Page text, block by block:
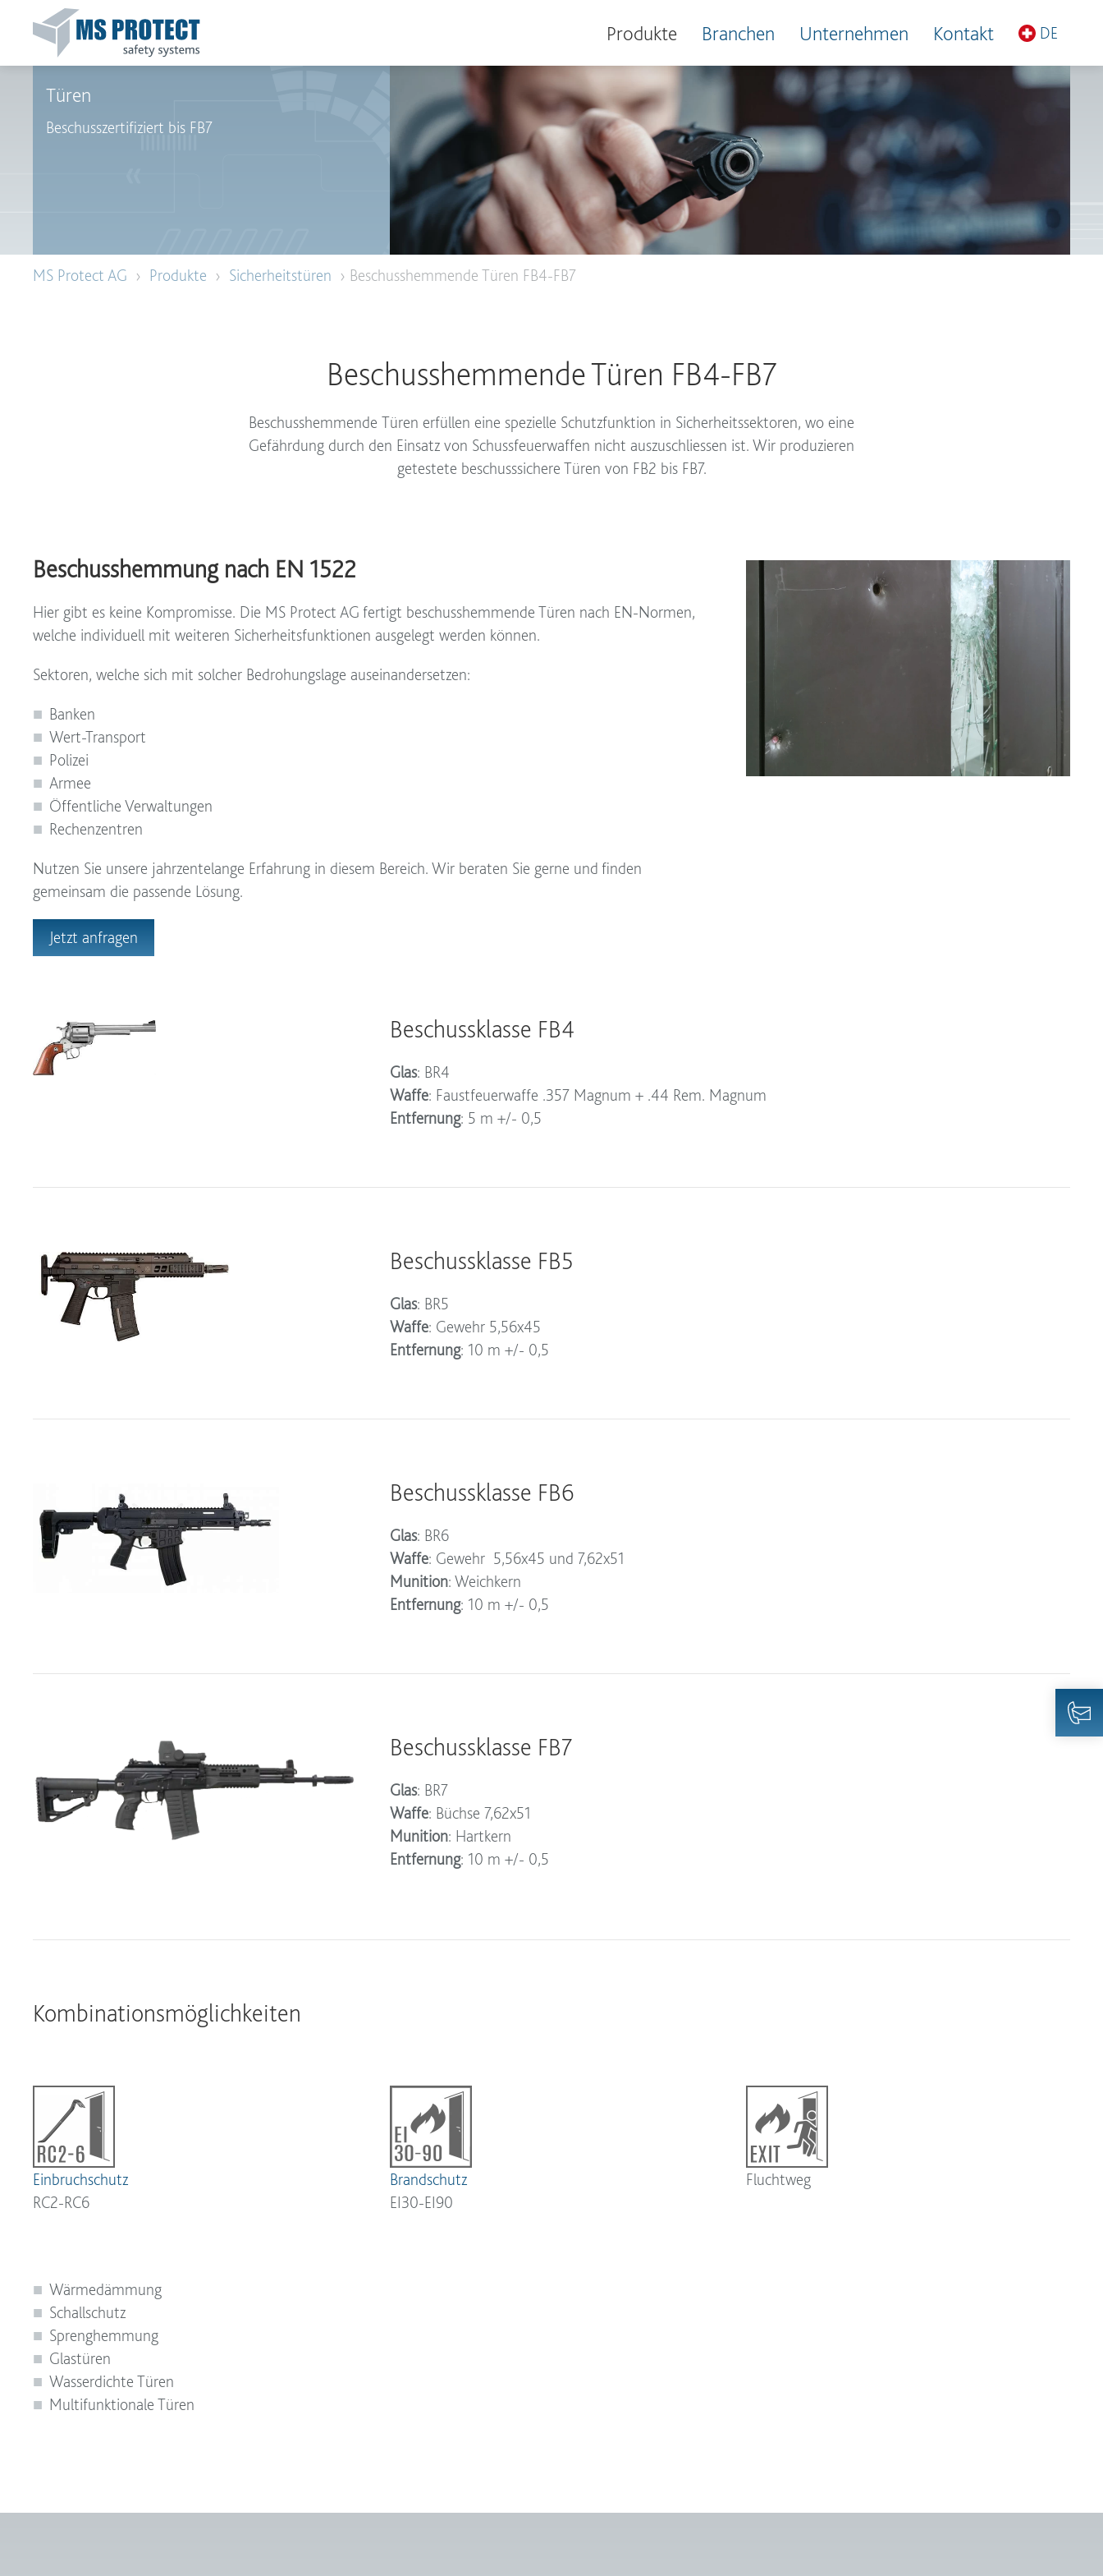
Produkte Branchen Unternehmen Kontakt DE
Türen
Beschusszertifiziert bis FB7
MS Protect AG › Produkte › Sicherheitstüren › Beschusshemmende Türen FB4-FB7
Beschusshemmende Türen FB4-FB7
Beschusshemmende Türen erfüllen eine spezielle Schutzfunktion in Sicherheitssektoren, wo eine
Gefährdung durch den Einsatz von Schussfeuerwaffen nicht auszuschliessen ist. Wir produzieren
getestete beschusssichere Türen von FB2 bis FB7.
Beschusshemmung nach EN 1522
Hier gibt es keine Kompromisse. Die MS Protect AG fertigt beschusshemmende Türen nach EN-Normen,
welche individuell mit weiteren Sicherheitsfunktionen ausgelegt werden können.
Sektoren, welche sich mit solcher Bedrohungslage auseinandersetzen:
Banken
Wert-Transport
Polizei
Armee
Öffentliche Verwaltungen
Rechenzentren
Nutzen Sie unsere jahrzentelange Erfahrung in diesem Bereich. Wir beraten Sie gerne und finden
gemeinsam die passende Lösung.
Jetzt anfragen
Beschussklasse FB4
Glas: BR4
Waffe: Faustfeuerwaffe .357 Magnum + .44 Rem. Magnum
Entfernung: 5 m +/- 0,5
Beschussklasse FB5
Glas: BR5
Waffe: Gewehr 5,56x45
Entfernung: 10 m +/- 0,5
Beschussklasse FB6
Glas: BR6
Waffe: Gewehr 5,56x45 und 7,62x51
Munition: Weichkern
Entfernung: 10 m +/- 0,5
Beschussklasse FB7
Glas: BR7
Waffe: Büchse 7,62x51
Munition: Hartkern
Entfernung: 10 m +/- 0,5
Kombinationsmöglichkeiten
Einbruchschutz
RC2-RC6
Brandschutz
EI30-EI90
Fluchtweg
Wärmedämmung
Schallschutz
Sprenghemmung
Glastüren
Wasserdichte Türen
Multifunktionale Türen